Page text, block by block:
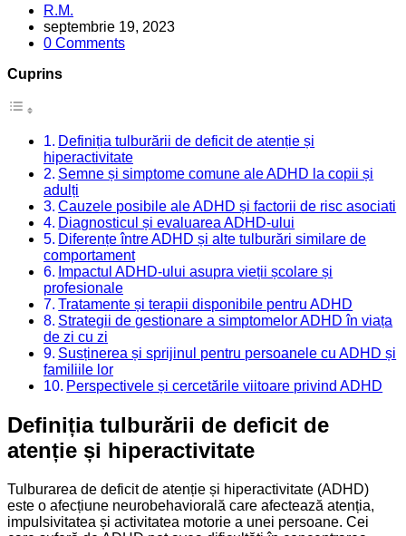
Posted
by
R.M.
septembrie 19, 2023
0 Comments
Cuprins
Definiția tulburării de deficit de atenție și
hiperactivitate
Semne și simptome comune ale ADHD la copii și
adulți
Cauzele posibile ale ADHD și factorii de risc asociati
Diagnosticul și evaluarea ADHD-ului
Diferențe între ADHD și alte tulburări similare de
comportament
Impactul ADHD-ului asupra vieții școlare și
profesionale
Tratamente și terapii disponibile pentru ADHD
Strategii de gestionare a simptomelor ADHD în viața
de zi cu zi
Susținerea și sprijinul pentru persoanele cu ADHD și
familiile lor
Perspectivele și cercetările viitoare privind ADHD
Definiția tulburării de deficit de
atenție și hiperactivitate
Tulburarea de deficit de atenție și hiperactivitate (ADHD)
este o afecțiune neurobehaviorală care afectează atenția,
impulsivitatea și activitatea motorie a unei persoane. Cei